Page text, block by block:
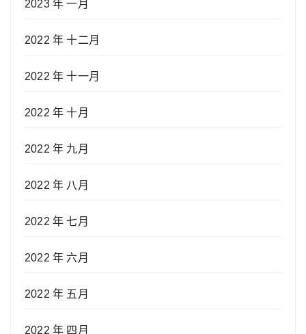
2023 年 一月
2022 年 十二月
2022 年 十一月
2022 年 十月
2022 年 九月
2022 年 八月
2022 年 七月
2022 年 六月
2022 年 五月
2022 年 四月